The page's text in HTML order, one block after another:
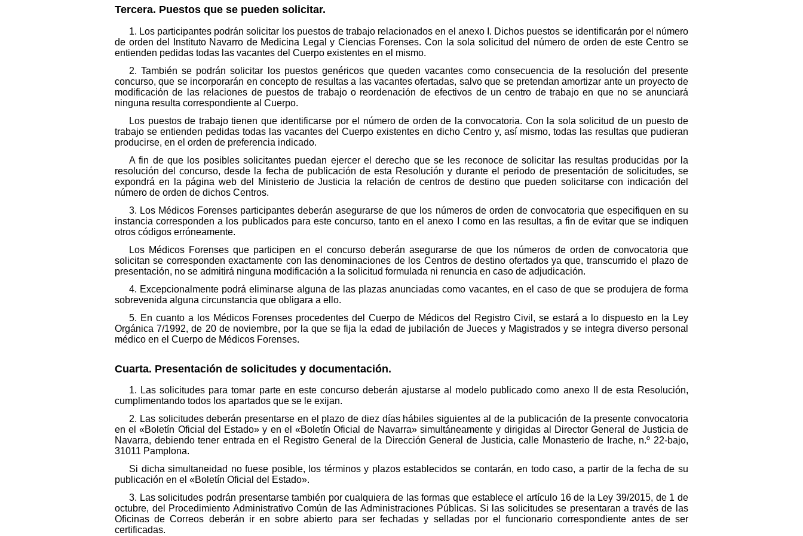
Tercera. Puestos que se pueden solicitar.
1. Los participantes podrán solicitar los puestos de trabajo relacionados en el anexo I. Dichos puestos se identificarán por el número
de orden del Instituto Navarro de Medicina Legal y Ciencias Forenses. Con la sola solicitud del número de orden de este Centro se
entienden pedidas todas las vacantes del Cuerpo existentes en el mismo.
2. También se podrán solicitar los puestos genéricos que queden vacantes como consecuencia de la resolución del presente
concurso, que se incorporarán en concepto de resultas a las vacantes ofertadas, salvo que se pretendan amortizar ante un proyecto de
modificación de las relaciones de puestos de trabajo o reordenación de efectivos de un centro de trabajo en que no se anunciará
ninguna resulta correspondiente al Cuerpo.
Los puestos de trabajo tienen que identificarse por el número de orden de la convocatoria. Con la sola solicitud de un puesto de
trabajo se entienden pedidas todas las vacantes del Cuerpo existentes en dicho Centro y, así mismo, todas las resultas que pudieran
producirse, en el orden de preferencia indicado.
A fin de que los posibles solicitantes puedan ejercer el derecho que se les reconoce de solicitar las resultas producidas por la
resolución del concurso, desde la fecha de publicación de esta Resolución y durante el periodo de presentación de solicitudes, se
expondrá en la página web del Ministerio de Justicia la relación de centros de destino que pueden solicitarse con indicación del
número de orden de dichos Centros.
3. Los Médicos Forenses participantes deberán asegurarse de que los números de orden de convocatoria que especifiquen en su
instancia corresponden a los publicados para este concurso, tanto en el anexo I como en las resultas, a fin de evitar que se indiquen
otros códigos erróneamente.
Los Médicos Forenses que participen en el concurso deberán asegurarse de que los números de orden de convocatoria que
solicitan se corresponden exactamente con las denominaciones de los Centros de destino ofertados ya que, transcurrido el plazo de
presentación, no se admitirá ninguna modificación a la solicitud formulada ni renuncia en caso de adjudicación.
4. Excepcionalmente podrá eliminarse alguna de las plazas anunciadas como vacantes, en el caso de que se produjera de forma
sobrevenida alguna circunstancia que obligara a ello.
5. En cuanto a los Médicos Forenses procedentes del Cuerpo de Médicos del Registro Civil, se estará a lo dispuesto en la Ley
Orgánica 7/1992, de 20 de noviembre, por la que se fija la edad de jubilación de Jueces y Magistrados y se integra diverso personal
médico en el Cuerpo de Médicos Forenses.
Cuarta. Presentación de solicitudes y documentación.
1. Las solicitudes para tomar parte en este concurso deberán ajustarse al modelo publicado como anexo II de esta Resolución,
cumplimentando todos los apartados que se le exijan.
2. Las solicitudes deberán presentarse en el plazo de diez días hábiles siguientes al de la publicación de la presente convocatoria
en el «Boletín Oficial del Estado» y en el «Boletín Oficial de Navarra» simultáneamente y dirigidas al Director General de Justicia de
Navarra, debiendo tener entrada en el Registro General de la Dirección General de Justicia, calle Monasterio de Irache, n.º 22-bajo,
31011 Pamplona.
Si dicha simultaneidad no fuese posible, los términos y plazos establecidos se contarán, en todo caso, a partir de la fecha de su
publicación en el «Boletín Oficial del Estado».
3. Las solicitudes podrán presentarse también por cualquiera de las formas que establece el artículo 16 de la Ley 39/2015, de 1 de
octubre, del Procedimiento Administrativo Común de las Administraciones Públicas. Si las solicitudes se presentaran a través de las
Oficinas de Correos deberán ir en sobre abierto para ser fechadas y selladas por el funcionario correspondiente antes de ser
certificadas.